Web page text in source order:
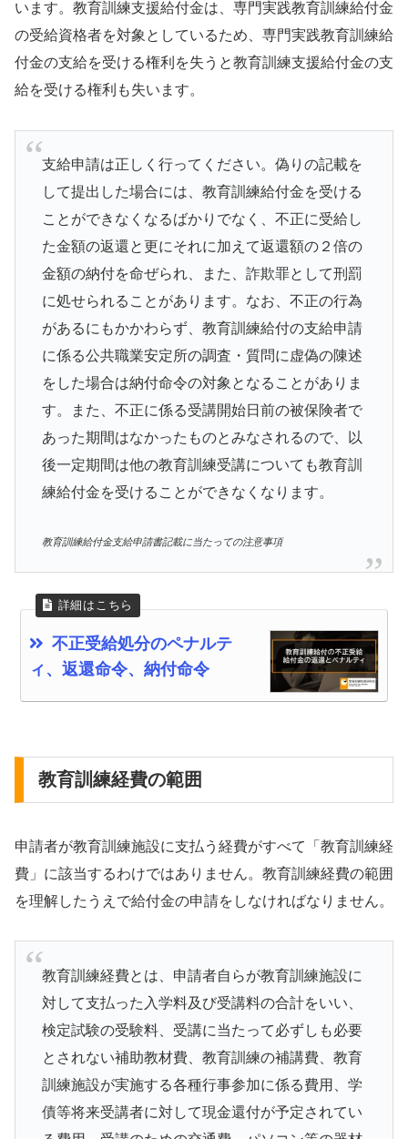
います。教育訓練支援給付金は、専門実践教育訓練給付金
の受給資格者を対象としているため、専門実践教育訓練給
付金の支給を受ける権利を失うと教育訓練支援給付金の支
給を受ける権利も失います。
支給申請は正しく行ってください。偽りの記載を
して提出した場合には、教育訓練給付金を受ける
ことができなくなるばかりでなく、不正に受給し
た金額の返還と更にそれに加えて返還額の２倍の
金額の納付を命ぜられ、また、詐欺罪として刑罰
に処せられることがあります。なお、不正の行為
があるにもかかわらず、教育訓練給付の支給申請
に係る公共職業安定所の調査・質問に虚偽の陳述
をした場合は納付命令の対象となることがありま
す。また、不正に係る受講開始日前の被保険者で
あった期間はなかったものとみなされるので、以
後一定期間は他の教育訓練受講についても教育訓
練給付金を受けることができなくなります。
教育訓練給付金支給申請書記載に当たっての注意事項
不正受給処分のペナルテ
ィ、返還命令、納付命令
教育訓練経費の範囲
申請者が教育訓練施設に支払う経費がすべて「教育訓練経
費」に該当するわけではありません。教育訓練経費の範囲
を理解したうえで給付金の申請をしなければなりません。
教育訓練経費とは、申請者自らが教育訓練施設に
対して支払った入学料及び受講料の合計をいい、
検定試験の受験料、受講に当たって必ずしも必要
とされない補助教材費、教育訓練の補講費、教育
訓練施設が実施する各種行事参加に係る費用、学
債等将来受講者に対して現金還付が予定されてい